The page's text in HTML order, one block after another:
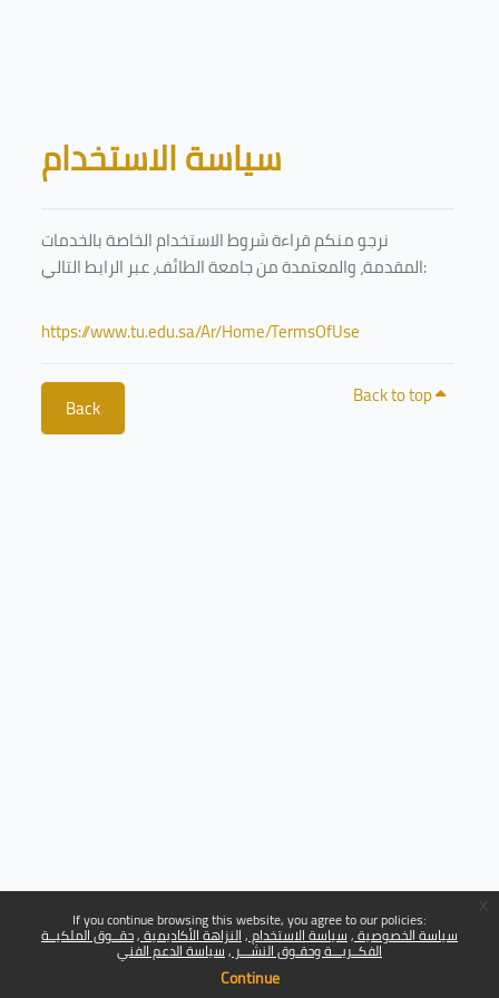
If you continue browsing this website, you agree to our policies:
سياسة الخصوصية سياسة الاستخدام النزاهة الأكاديمية حقــوق الملكيــة
الفكــريـــة وحقـوق النشـــر سياسة الدعم الفني
Continue
Blocks
سياسة الاستخدام
نرجو منكم قراءة شروط الاستخدام الخاصة بالخدمات
المقدمة، والمعتمدة من جامعة الطائف، عبر الرابط التالي:
https://www.tu.edu.sa/Ar/Home/TermsOfUse
Back Back to top